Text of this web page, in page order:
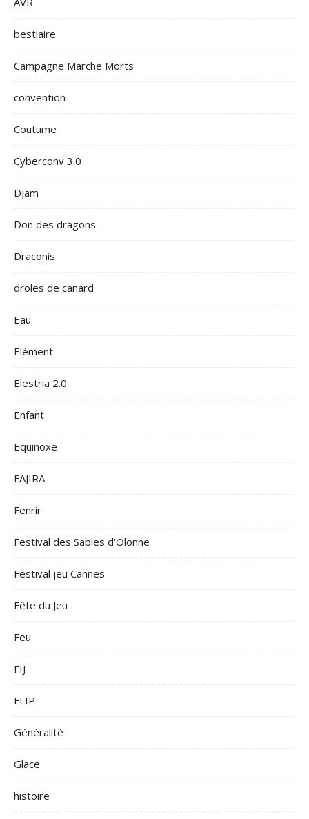
bestiaire
Campagne Marche Morts
convention
Coutume
Cyberconv 3.0
Djam
Don des dragons
Draconis
droles de canard
Eau
Elément
Elestria 2.0
Enfant
Equinoxe
FAJIRA
Fenrir
Festival des Sables d'Olonne
Festival jeu Cannes
Fête du Jeu
Feu
FIJ
FLIP
Généralité
Glace
histoire